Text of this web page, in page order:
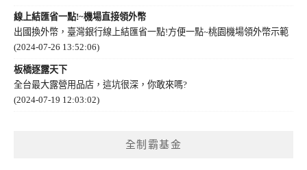
線上結匯省一點!~機場直接領外幣
出國換外幣，臺灣銀行線上結匯省一點!方便一點~桃園機場領外幣示範
(2024-07-26 13:52:06)
板橋逐露天下
全台最大露營用品店，這坑很深，你敢來嗎?
(2024-07-19 12:03:02)
全制霸基金